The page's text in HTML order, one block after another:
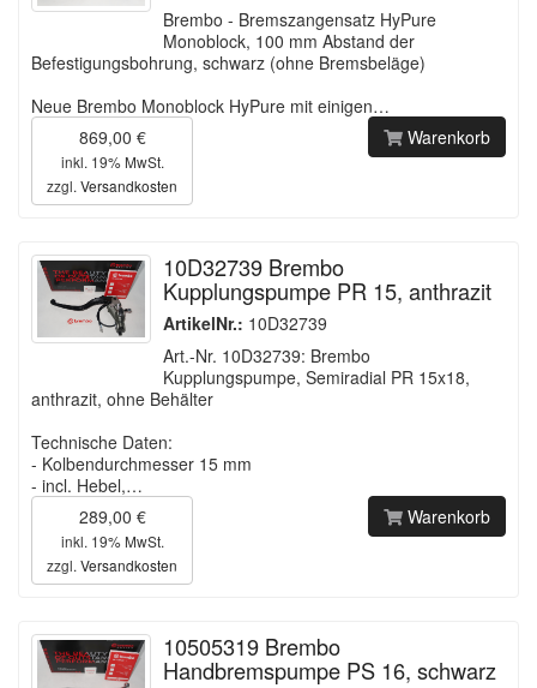
Brembo - Bremszangensatz HyPure
Monoblock, 100 mm Abstand der
Befestigungsbohrung, schwarz (ohne Bremsbeläge)
Neue Brembo Monoblock HyPure mit einigen…
869,00 €
inkl. 19% MwSt.
zzgl. Versandkosten
Warenkorb
10D32739 Brembo
Kupplungspumpe PR 15, anthrazit
ArtikelNr.: 10D32739
Art.-Nr. 10D32739: Brembo
Kupplungspumpe, Semiradial PR 15x18,
anthrazit, ohne Behälter
Technische Daten:
- Kolbendurchmesser 15 mm
- incl. Hebel,…
289,00 €
inkl. 19% MwSt.
zzgl. Versandkosten
Warenkorb
10505319 Brembo
Handbremspumpe PS 16, schwarz